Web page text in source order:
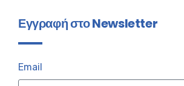
Εγγραφή στο Newsletter
Email